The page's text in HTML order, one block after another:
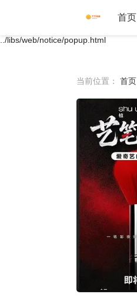
首页
../libs/web/notice/popup.html
当前位置： 首页